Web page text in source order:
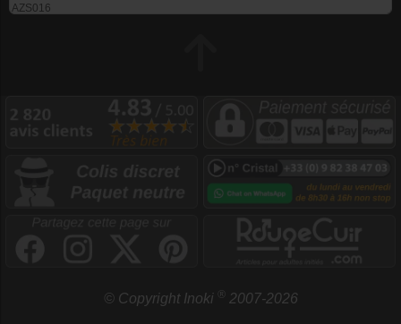
AZS016
© Copyright Inoki ® 2007-2026